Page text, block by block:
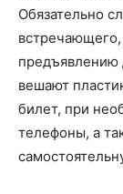
Обязательно
вешают
билет, при
телефоны, а